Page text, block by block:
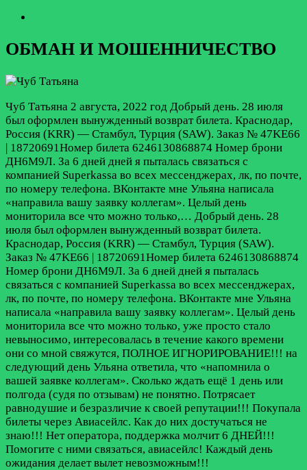
ОБМАН И МОШЕННИЧЕСТВО
Чуб Татьяна 2 августа, 2022 год Добрый день. 28 июля
был оформлен вынужденный возврат билета. Краснодар,
Россия (KRR) — Стамбул, Турция (SAW). Заказ № 47KE66
| 18720691Номер билета 6246130868874 Номер брони
ДН6М9Л. За 6 дней дней я пыталась связаться с
компанией Superkassa во всех мессенджерах, лк, по почте,
по номеру телефона. ВКонтакте мне Ульяна написала
«направила вашу заявку коллегам». Целый день
мониторила все что можно только,… Добрый день. 28
июля был оформлен вынужденный возврат билета.
Краснодар, Россия (KRR) — Стамбул, Турция (SAW).
Заказ № 47KE66 | 18720691Номер билета 6246130868874
Номер брони ДН6М9Л. За 6 дней дней я пыталась
связаться с компанией Superkassa во всех мессенджерах,
лк, по почте, по номеру телефона. ВКонтакте мне Ульяна
написала «направила вашу заявку коллегам». Целый день
мониторила все что можно только, уже просто стало
невыносимо, интересовалась в течение какого времени
они со мной свяжутся, ПОЛНОЕ ИГНОРИРОВАНИЕ!!! на
следующий день Ульяна ответила, что «напомнила о
вашей заявке коллегам». Сколько ждать ещё 1 день или
полгода (судя по отзывам) не понятно. Потрясает
равнодушие и безразличие к своей репутации!!! Покупала
билеты через Авиасейлс. Как до них достучаться не
знаю!!! Нет оператора, поддержка молчит 6 ДНЕЙ!!!
Помогите с ними связаться, авиасейлс! Каждый день
ожидания делает вылет невозможным!!!